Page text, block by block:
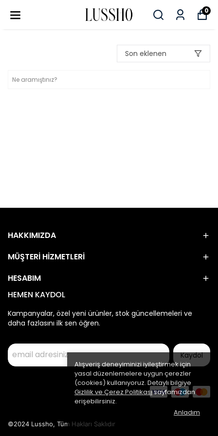
0
Alışveriş deneyiminizi iyileştirmek için
yasal düzenlemelere uygun çerezler
(cookies) kullanıyoruz. Detaylı bilgiye
Gizlilik ve Çerez Politikasısayfamızdan
erişebilirsiniz.
Anladım
Son eklenen
HAKKIMIZDA
MÜŞTERİ HİZMETLERİ
HESABIM
HEMEN KAYDOL
Kampanyalar, özel yeni ürünler, stok güncellemeleri ve
daha fazlasını ilk sen öğren.
Kaydol
©2024 Lussho, Tüm Hakları Saklıdır